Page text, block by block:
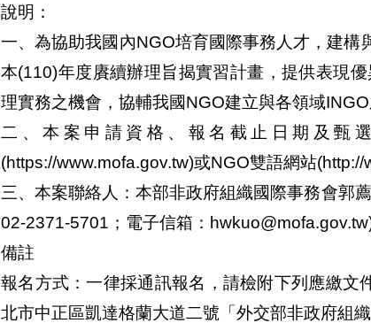
說明：
一、為協助我國內NGO培育國際事務人才，建
本(110)年度賡續辦理旨揭實習計畫，提供表現
理實務之機會，協輔我國NGO建立與各領域INGO
二、本案申請資格、報名截止日期及甄
(https://www.mofa.gov.tw)或NGO雙語網站(http://
三、本案聯絡人：本部非政府組織國際事務會郭
02-2371-5701；電子信箱：hwkuo@mofa.gov.tw)
備註
報名方式：一律採通訊報名，請檢附下列應繳
北市中正區凱達格蘭大道二號「外交部非政府組織